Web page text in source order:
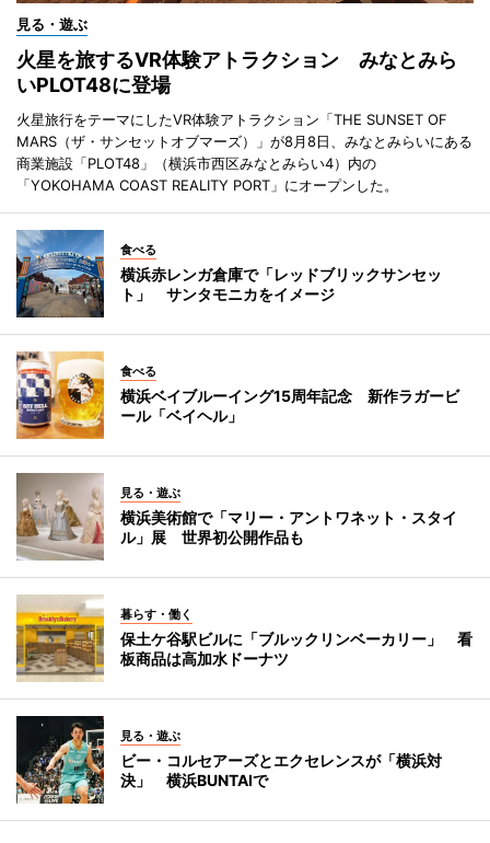
見る・遊ぶ
火星を旅するVR体験アトラクション みなとみら
いPLOT48に登場
火星旅行をテーマにしたVR体験アトラクション「THE SUNSET OF
MARS（ザ・サンセットオブマーズ）」が8月8日、みなとみらいにある
商業施設「PLOT48」（横浜市西区みなとみらい4）内の
「YOKOHAMA COAST REALITY PORT」にオープンした。
食べる
横浜赤レンガ倉庫で「レッドブリックサンセッ
ト」 サンタモニカをイメージ
食べる
横浜ベイブルーイング15周年記念 新作ラガービ
ール「ベイヘル」
見る・遊ぶ
横浜美術館で「マリー・アントワネット・スタイ
ル」展 世界初公開作品も
暮らす・働く
保土ケ谷駅ビルに「ブルックリンベーカリー」 看
板商品は高加水ドーナツ
見る・遊ぶ
ビー・コルセアーズとエクセレンスが「横浜対
決」 横浜BUNTAIで